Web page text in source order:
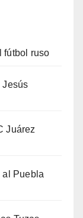
fútbol ruso
Jesús
Juárez
al Puebla